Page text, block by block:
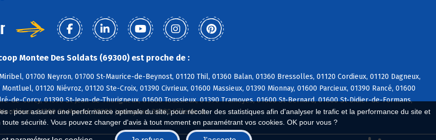
: pour assurer une performance optimale du site, pour récolter des statistiques afin d'analyser le trafic et la performance du site et
sécurité. Vous pouvez changer d'avis à tout moment en paramétrant vos cookies. OK pour vous ?
Montee Des Soldats (69300) est proche de :
01700 Neyron, 01700 St-Maurice-de-Beynost, 01120 Thil, 01360 Balan, 01360 Bressolles, 01120 Cordieux, 01120 Dagneux,
Montluel, 01120 Niévroz, 01120 Ste-Croix, 01390 Civrieux, 01600 Massieux, 01390 Mionnay, 01600 Parcieux, 01390 Rancé, 01600
de-Corcy, 01390 St-Jean-de-Thurigneux, 01600 Toussieux, 01390 Tramoyes, 01600 St-Bernard, 01600 St-Didier-de-Formans,
01390 St-Marcel, 38280 Janneyrias, 38280 Villette-d